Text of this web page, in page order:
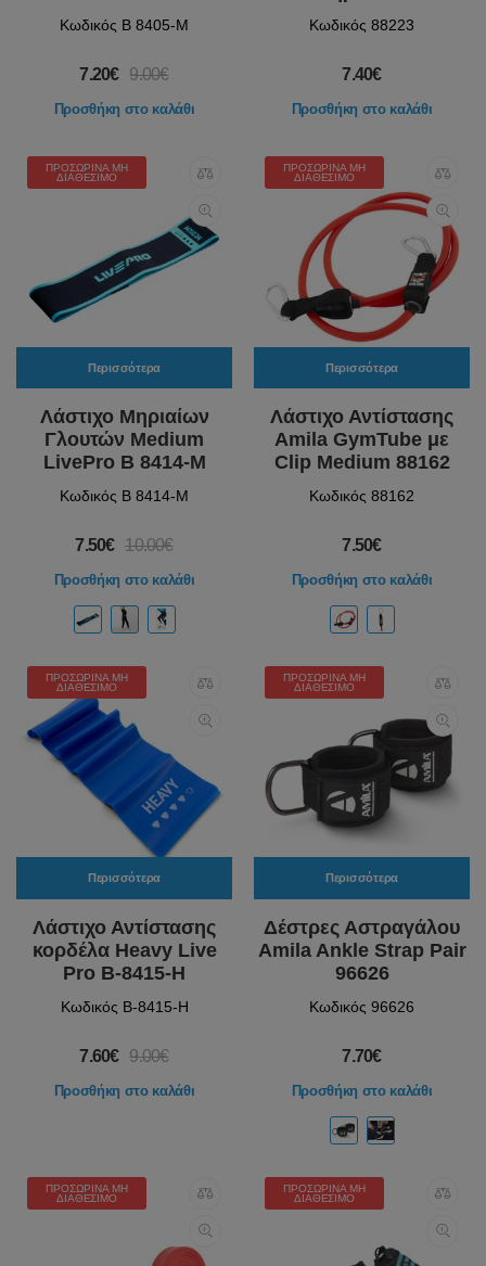
Κωδικός Β 8405-M
7.20€ 9.00€
Προσθήκη στο καλάθι
Κωδικός 88223
7.40€
Προσθήκη στο καλάθι
ΠΡΟΣΩΡΙΝΆ ΜΗ
ΔΙΑΘΈΣΙΜΟ
Περισσότερα
Λάστιχο Μηριαίων
Γλουτών Medium
LivePro Β 8414-M
Κωδικός Β 8414-M
7.50€ 10.00€
Προσθήκη στο καλάθι
ΠΡΟΣΩΡΙΝΆ ΜΗ
ΔΙΑΘΈΣΙΜΟ
Περισσότερα
Λάστιχο Αντίστασης
Amila GymTube με
Clip Medium 88162
Κωδικός 88162
7.50€
Προσθήκη στο καλάθι
ΠΡΟΣΩΡΙΝΆ ΜΗ
ΔΙΑΘΈΣΙΜΟ
Περισσότερα
Λάστιχο Αντίστασης
κορδέλα Heavy Live
Pro B-8415-H
Κωδικός B-8415-H
7.60€ 9.00€
Προσθήκη στο καλάθι
ΠΡΟΣΩΡΙΝΆ ΜΗ
ΔΙΑΘΈΣΙΜΟ
Περισσότερα
Δέστρες Αστραγάλου
Amila Ankle Strap Pair
96626
Κωδικός 96626
7.70€
Προσθήκη στο καλάθι
ΠΡΟΣΩΡΙΝΆ ΜΗ
ΔΙΑΘΈΣΙΜΟ
ΠΡΟΣΩΡΙΝΆ ΜΗ
ΔΙΑΘΈΣΙΜΟ